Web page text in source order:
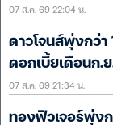
07 ส.ค. 69 22:04 น.
ดาวโจนส์พุ่งกว่
ดอกเบี้ยเดือนก.
07 ส.ค. 69 21:34 น.
ทองฟิวเจอร์พุ่ง